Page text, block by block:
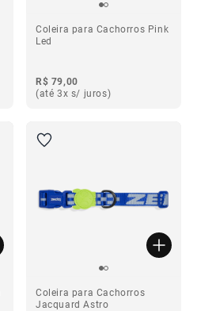
Coleira para Cachorros Pink
Led
R$ 79,00
(até 3x s/ juros)
Coleira para Cachorros
Jacquard Astro